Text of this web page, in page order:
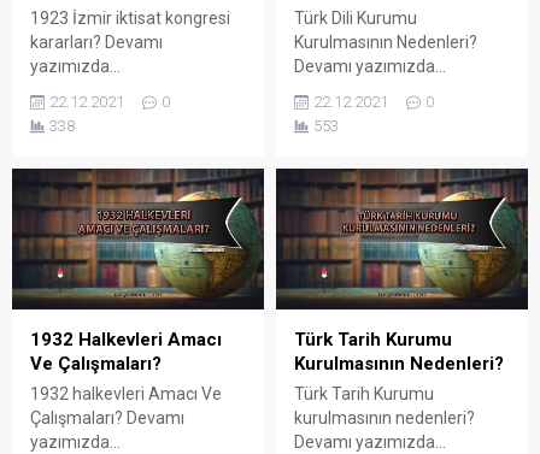
1923 İzmir iktisat kongresi
kararları? Devamı
yazımızda...
22.12.2021
0
338
Türk Dili Kurumu
Kurulmasının Nedenleri?
Devamı yazımızda...
22.12.2021
0
553
1932 Halkevleri Amacı
Ve Çalışmaları?
1932 halkevleri Amacı Ve
Çalışmaları? Devamı
yazımızda...
Türk Tarih Kurumu
Kurulmasının Nedenleri?
Türk Tarih Kurumu
kurulmasının nedenleri?
Devamı yazımızda...